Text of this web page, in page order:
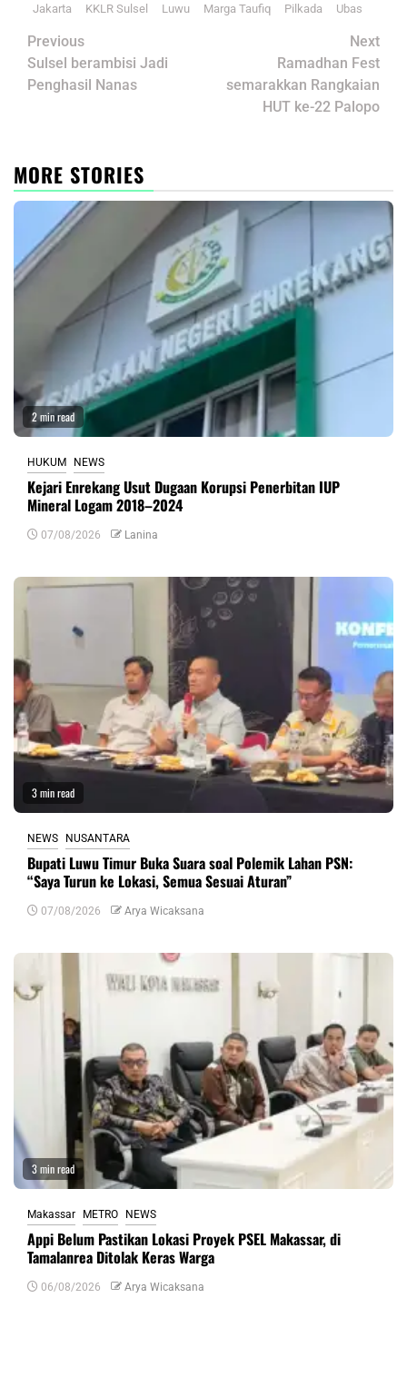
Jakarta
KKLR Sulsel Luwu Marga Taufiq Pilkada Ubas
Post
navigation
Previous
Sulsel berambisi Jadi
Penghasil Nanas
Next
Ramadhan Fest
semarakkan Rangkaian
HUT ke-22 Palopo
MORE STORIES
2 min read
HUKUM NEWS
Kejari Enrekang Usut Dugaan Korupsi Penerbitan IUP
Mineral Logam 2018–2024
07/08/2026 Lanina
3 min read
NEWS NUSANTARA
Bupati Luwu Timur Buka Suara soal Polemik Lahan PSN:
“Saya Turun ke Lokasi, Semua Sesuai Aturan”
07/08/2026 Arya Wicaksana
3 min read
Makassar METRO NEWS
Appi Belum Pastikan Lokasi Proyek PSEL Makassar, di
Tamalanrea Ditolak Keras Warga
06/08/2026 Arya Wicaksana